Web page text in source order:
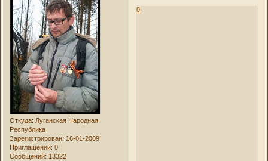
Откуда: Луганская Народная
Республика
Зарегистрирован: 16-01-2009
Приглашений: 0
Сообщений: 13322
0